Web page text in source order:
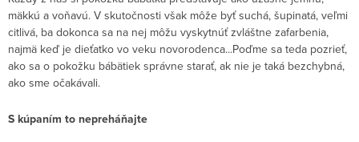
mäkkú a voňavú. V skutočnosti však môže byť suchá, šupinatá, veľmi
citlivá, ba dokonca sa na nej môžu vyskytnúť zvláštne zafarbenia,
najmä keď je dieťatko vo veku novorodenca...Poďme sa teda pozrieť,
ako sa o pokožku bábätiek správne starať, ak nie je taká bezchybná,
ako sme očakávali.
S kúpaním to nepreháňajte